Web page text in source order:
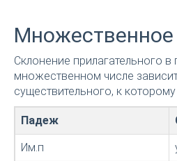
Множественное
Склонение прилагательного
множественном числе
существительного, к
Падеж
Им.п